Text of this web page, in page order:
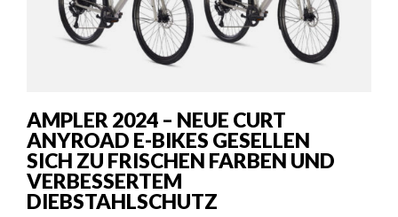
AMPLER 2024 – NEUE CURT
ANYROAD E-BIKES GESELLEN
SICH ZU FRISCHEN FARBEN UND
VERBESSERTEM
DIEBSTAHLSCHUTZ